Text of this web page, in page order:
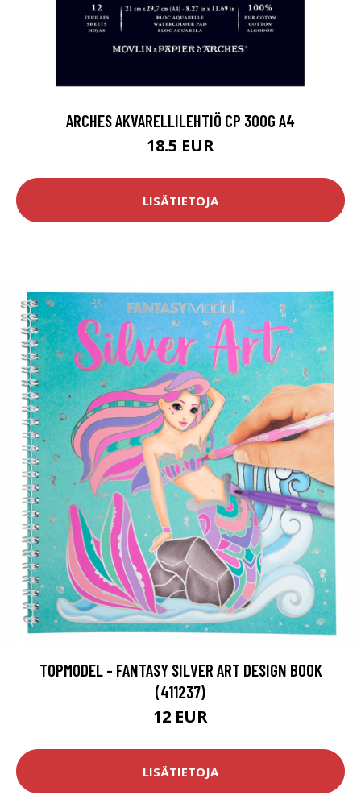
ARCHES AKVARELLILEHTIÖ CP 300G A4
18.5 EUR
LISÄTIETOJA
TOPMODEL - FANTASY SILVER ART DESIGN BOOK
(411237)
12 EUR
LISÄTIETOJA